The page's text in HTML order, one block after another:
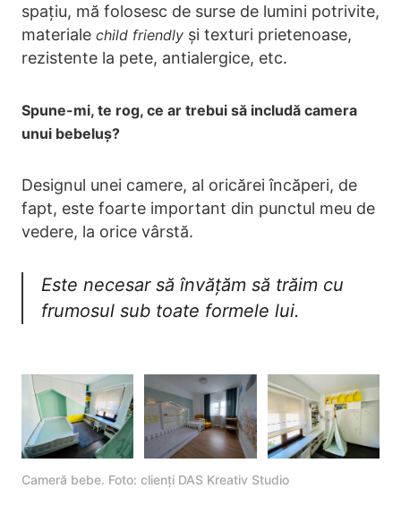
spațiu, mă folosesc de surse de lumini potrivite,
materiale child friendly și texturi prietenoase,
rezistente la pete, antialergice, etc.
Spune-mi, te rog, ce ar trebui să includă camera
unui bebeluș?
Designul unei camere, al oricărei încăperi, de
fapt, este foarte important din punctul meu de
vedere, la orice vârstă.
Este necesar să învățăm să trăim cu
frumosul sub toate formele lui.
Cameră bebe. Foto: clienți DAS Kreativ Studio